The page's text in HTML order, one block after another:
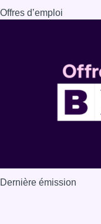
Offres d’emploi
Dernière émission